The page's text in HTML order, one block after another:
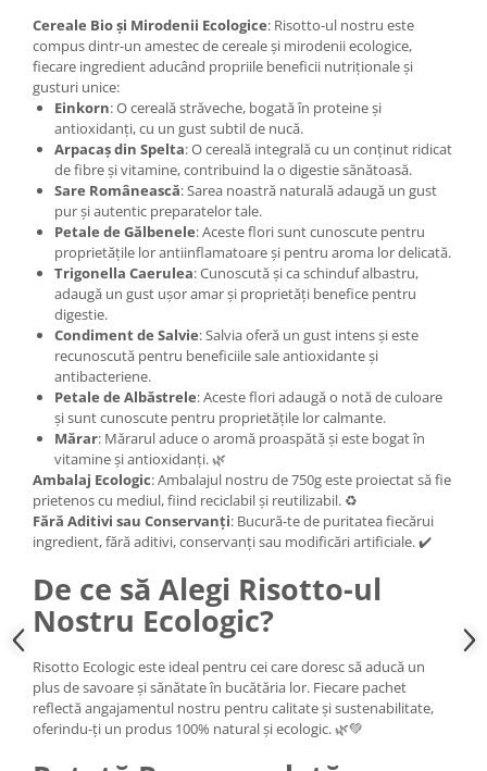
Cereale Bio și Mirodenii Ecologice: Risotto-ul nostru este
compus dintr-un amestec de cereale și mirodenii ecologice,
fiecare ingredient aducând propriile beneficii nutriționale și
gusturi unice:
Einkorn: O cereală străveche, bogată în proteine și
antioxidanți, cu un gust subtil de nucă.
Arpacaș din Spelta: O cereală integrală cu un conținut ridicat
de fibre și vitamine, contribuind la o digestie sănătoasă.
Sare Românească: Sarea noastră naturală adaugă un gust
pur și autentic preparatelor tale.
Petale de Gălbenele: Aceste flori sunt cunoscute pentru
proprietățile lor antiinflamatoare și pentru aroma lor delicată.
Trigonella Caerulea: Cunoscută și ca schinduf albastru,
adaugă un gust ușor amar și proprietăți benefice pentru
digestie.
Condiment de Salvie: Salvia oferă un gust intens și este
recunoscută pentru beneficiile sale antioxidante și
antibacteriene.
Petale de Albăstrele: Aceste flori adaugă o notă de culoare
și sunt cunoscute pentru proprietățile lor calmante.
Mărar: Mărarul aduce o aromă proaspătă și este bogat în
vitamine și antioxidanți. 🌿
Ambalaj Ecologic: Ambalajul nostru de 750g este proiectat să fie
prietenos cu mediul, fiind reciclabil și reutilizabil. ♻️
Fără Aditivi sau Conservanți: Bucură-te de puritatea fiecărui
ingredient, fără aditivi, conservanți sau modificări artificiale. ✔️
De ce să Alegi Risotto-ul
Nostru Ecologic?
Risotto Ecologic este ideal pentru cei care doresc să aducă un
plus de savoare și sănătate în bucătăria lor. Fiecare pachet
reflectă angajamentul nostru pentru calitate și sustenabilitate,
oferindu-ți un produs 100% natural și ecologic. 🌿💚